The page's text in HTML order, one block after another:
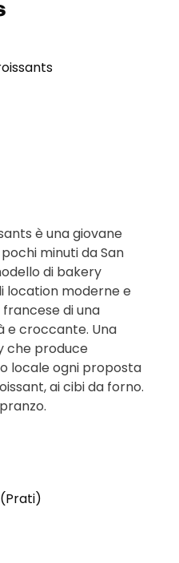
è una giovane
minuti da San
di bakery
location moderne e
francese di una
e croccante. Una
che produce
locale ogni proposta
ai cibi da forno.
(Prati)